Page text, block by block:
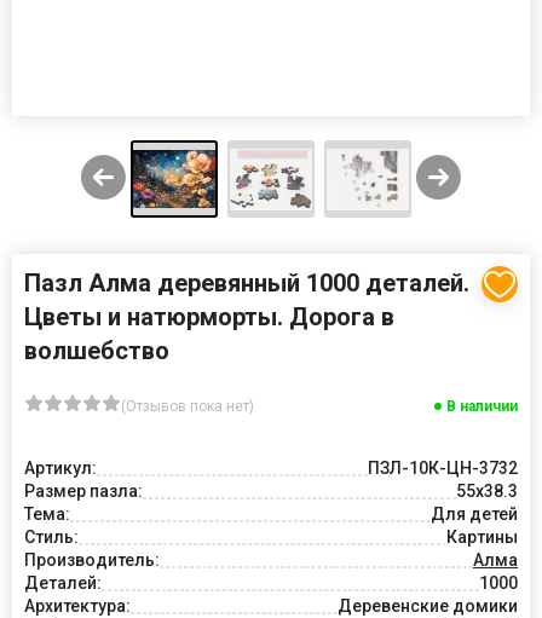
Пазл Алма деревянный 1000 деталей.
Цветы и натюрморты. Дорога в
волшебство
(Отзывов пока нет) В наличии
Артикул:
ПЗЛ-10К-ЦН-3732
Размер пазла:
55х38.3
Тема:
Для детей
Стиль:
Картины
Производитель:
Алма
Деталей:
1000
Архитектура:
Деревенские домики